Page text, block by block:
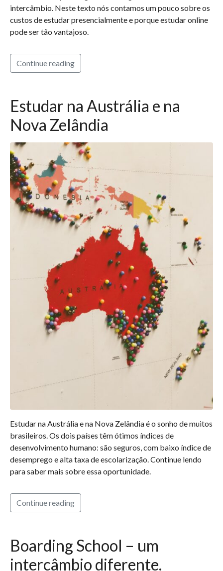
intercâmbio. Neste texto nós contamos um pouco sobre os
custos de estudar presencialmente e porque estudar online
pode ser tão vantajoso.
Continue reading
Estudar na Austrália e na
Nova Zelândia
Estudar na Austrália e na Nova Zelândia é o sonho de muitos
brasileiros. Os dois países têm ótimos índices de
desenvolvimento humano: são seguros, com baixo índice de
desemprego e alta taxa de escolarização. Continue lendo
para saber mais sobre essa oportunidade.
Continue reading
Boarding School – um
intercâmbio diferente.